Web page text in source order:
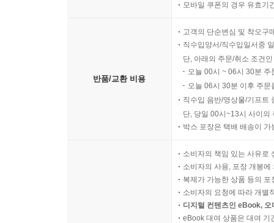
모바일 쿠폰의 경우 유효기
반품/교환 비용
고객의 단순변심 및 착오구
직수입양서/직수입일서중
단, 아래의 주문/취소 조건
오늘 00시 ~ 06시 30분
오늘 06시 30분 이후 주
직수입 음반/영상물/기프트
단, 당일 00시~13시 사이의
박스 포장은 택배 배송이
소비자의 책임 있는 사유로
소비자의 사용, 포장 개봉
복제가 가능한 상품 등의
소비자의 요청에 따라 개별
디지털 컨텐츠인 eBook,
eBook 대여 상품은 대여 기